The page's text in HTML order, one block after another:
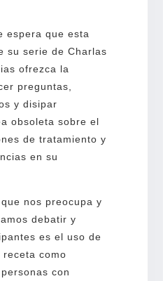
espera que esta
su serie de Charlas
ofrezca la
preguntas,
y disipar
obsoleta sobre el
de tratamiento y
en su
nos preocupa y
debatir y
es el uso de
receta como
con